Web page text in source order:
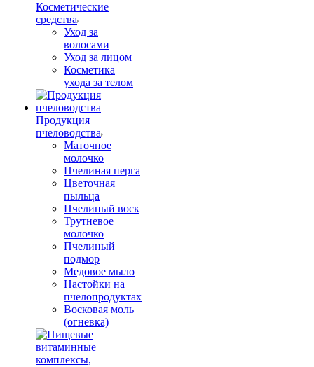
Косметические
средства
Уход за
волосами
Уход за лицом
Косметика
ухода за телом
Продукция
пчеловодства
Маточное
молочко
Пчелиная перга
Цветочная
пыльца
Пчелиный воск
Трутневое
молочко
Пчелиный
подмор
Медовое мыло
Настойки на
пчелопродуктах
Восковая моль
(огневка)